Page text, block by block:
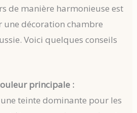
de manière harmonieuse est
une décoration chambre
Voici quelques conseils
principale :
teinte dominante pour les